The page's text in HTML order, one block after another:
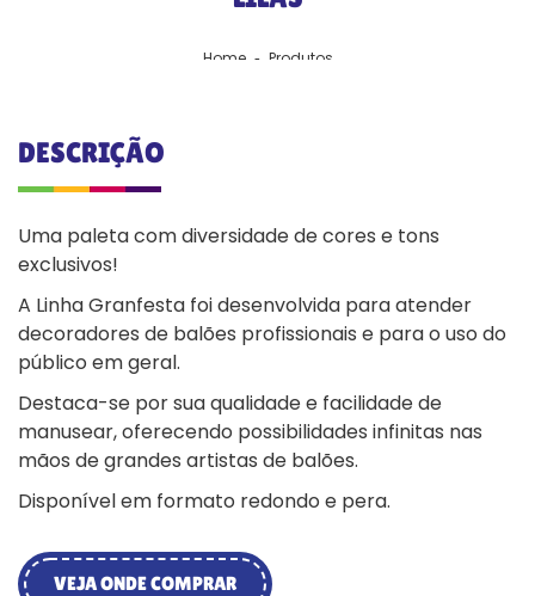
Home Produtos
DESCRIÇÃO
Uma paleta com diversidade de cores e tons
exclusivos!
A Linha Granfesta foi desenvolvida para atender
decoradores de balões profissionais e para o uso do
público em geral.
Destaca-se por sua qualidade e facilidade de
manusear, oferecendo possibilidades infinitas nas
mãos de grandes artistas de balões.
Disponível em formato redondo e pera.
VEJA ONDE COMPRAR